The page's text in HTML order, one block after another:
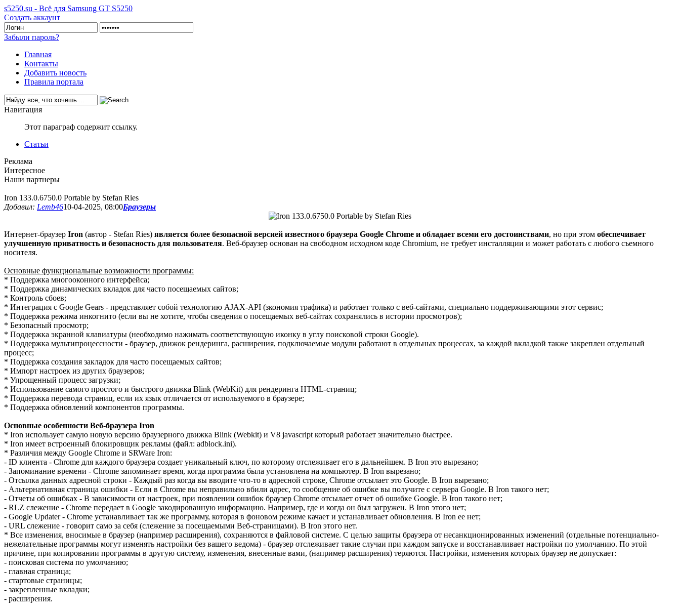
s5250.su - Всё для Samsung GT S5250
Создать аккаунт
Забыли пароль?
Главная
Контакты
Добавить новость
Правила портала
Навигация
Этот параграф содержит ссылку.
Статьи
Реклама
Интересное
Наши партнеры
Iron 133.0.6750.0 Portable by Stefan Ries
Добавил: Lemb4610-04-2025, 08:00Браузеры
Интернет-браузер Iron (автор - Stefan Ries) является более безопасной версией известного браузера Google Chrome и обладает всеми его достоинствами, но при этом обеспечивает
улучшенную приватность и безопасность для пользователя. Веб-браузер основан на свободном исходном коде Chromium, не требует инсталляции и может работать с любого съемного
носителя.
Основные функциональные возможности программы:
* Поддержка многооконного интерфейса;
* Поддержка динамических вкладок для часто посещаемых сайтов;
* Контроль сбоев;
* Интеграция с Google Gears - представляет собой технологию AJAX-API (зкономия трафика) и работает только с веб-сайтами, специально поддерживающими этот сервис;
* Поддержка режима инкогнито (если вы не хотите, чтобы сведения о посещаемых веб-сайтах сохранялись в истории просмотров);
* Безопасный просмотр;
* Поддержка экранной клавиатуры (необходимо нажимать соответствующую иконку в углу поисковой строки Google).
* Поддержка мультипроцессности - браузер, движок рендеринга, расширения, подключаемые модули работают в отдельных процессах, за каждой вкладкой также закреплен отдельный
процесс;
* Поддержка создания закладок для часто посещаемых сайтов;
* Импорт настроек из других браузеров;
* Упрощенный процесс загрузки;
* Использование самого простого и быстрого движка Blink (WebKit) для рендеринга HTML-страниц;
* Поддержка перевода страниц, если их язык отличается от используемого в браузере;
* Поддержка обновлений компонентов программы.
Основные особенности Веб-браузера Iron
* Iron использует самую новую версию браузерного движка Blink (Webkit) и V8 javascript который работает значительно быстрее.
* Iron имеет встроенный блокировщик рекламы (файл: adblock.ini).
* Различия между Google Chrome и SRWare Iron:
- ID клиента - Chrome для каждого браузера создает уникальный ключ, по которому отслеживает его в дальнейшем. В Iron это вырезано;
- Запоминание времени - Chrome запоминает время, когда программа была установлена на компьютер. В Iron вырезано;
- Отсылка данных адресной строки - Каждый раз когда вы вводите что-то в адресной строке, Chrome отсылает это Google. В Iron вырезано;
- Альтернативная страница ошибки - Если в Chrome вы неправильно вбили адрес, то сообщение об ошибке вы получите с сервера Google. В Iron такого нет;
- Отчеты об ошибках - В зависимости от настроек, при появлении ошибок браузер Chrome отсылает отчет об ошибке Google. В Iron такого нет;
- RLZ слежение - Chrome передает в Google закодированную информацию. Например, где и когда он был загружен. В Iron этого нет;
- Google Updater - Chrome устанавливает так же программу, которая в фоновом режиме качает и устанавливает обновления. В Iron ее нет;
- URL слежение - говорит само за себя (слежение за посещаемыми Веб-страницами). В Iron этого нет.
* Все изменения, вносимые в браузер (например расширения), сохраняются в файловой системе. С целью защиты браузера от несанкционированных изменений (отдельные потенциально-
нежелательные программы могут изменять настройки без вашего ведома) - браузер отслеживает такие случаи при каждом запуске и восстанавливает настройки по умолчанию. По этой
причине, при копировании программы в другую систему, изменения, внесенные вами, (например расширения) теряются. Настройки, изменения которых браузер не допускает:
- поисковая система по умолчанию;
- главная страница;
- стартовые страницы;
- закрепленные вкладки;
- расширения.